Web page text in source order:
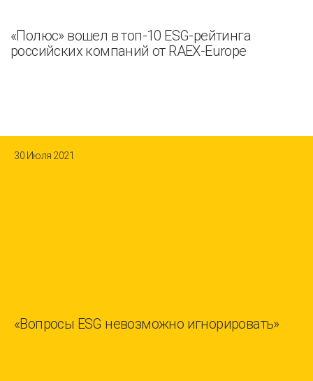
«Полюс» вошел в топ-10 ESG-рейтинга
российских компаний от RAEX-Europe
30 Июля 2021
«Вопросы ESG невозможно игнорировать»